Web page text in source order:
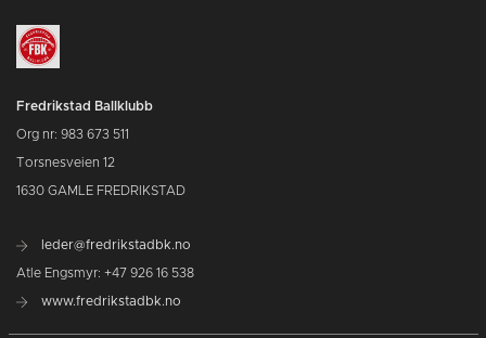
Fredrikstad Ballklubb
Org nr: 983 673 511
Torsnesveien 12
1630 GAMLE FREDRIKSTAD
leder@fredrikstadbk.no
Atle Engsmyr: +47 926 16 538
www.fredrikstadbk.no